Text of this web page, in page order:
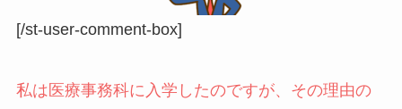
[/st-user-comment-box]
私は医療事務科に入学したのですが、その理由の